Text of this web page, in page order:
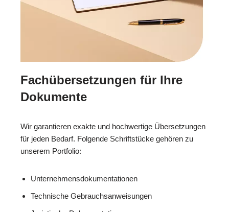
Fachübersetzungen für Ihre
Dokumente
Wir garantieren exakte und hochwertige Übersetzungen
für jeden Bedarf. Folgende Schriftstücke gehören zu
unserem Portfolio:
Unternehmensdokumentationen
Technische Gebrauchsanweisungen